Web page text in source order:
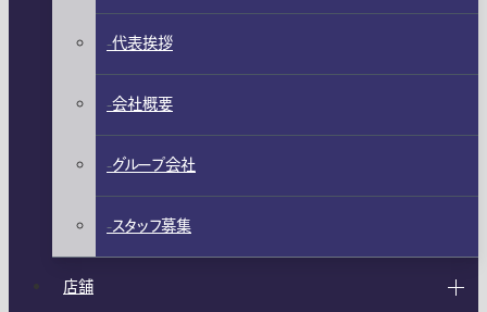
代表挨拶
会社概要
グループ会社
スタッフ募集
店舗